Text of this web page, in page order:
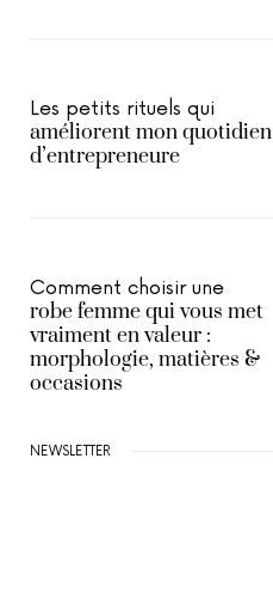
Les petits rituels qui
améliorent mon quotidien
d’entrepreneure
Comment choisir une
robe femme qui vous met
vraiment en valeur :
morphologie, matières &
occasions
NEWSLETTER